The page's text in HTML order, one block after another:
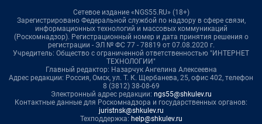
Сетевое издание «NGS55.RU» (18+)
Зарегистрировано Федеральной службой по надзору в сфере связи,
информационных технологий и массовых коммуникаций
(Роскомнадзор). Регистрационный номер и дата принятия решения о
регистрации - ЭЛ № ФС 77 - 78819 от 07.08.2020 г.
Учредитель: Общество с ограниченной ответственностью "ИНТЕРНЕТ
ТЕХНОЛОГИИ"
Главный редактор: Назарчук Ангелина Алексеевна
Адрес редакции: Россия, Омск, ул. Т. К. Щербанева, 25, офис 402, телефон
8 (3812) 38-08-69
Электронный адрес редакции: ngs55@shkulev.ru
Контактные данные для Роскомнадзора и государственных органов:
juristnsk@shkulev.ru
Техподдержка: help@shkulev.ru